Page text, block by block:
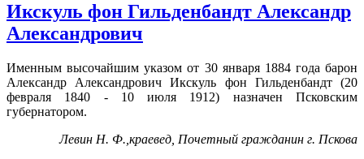
Икскуль фон Гильденбандт Александр
Александрович
Именным высочайшим указом от 30 января 1884 года барон
Александр Александрович Икскуль фон Гильденбандт (20
февраля 1840 - 10 июля 1912) назначен Псковским
губернатором.
Левин Н. Ф., краевед, Почетный гражданин г. Пскова